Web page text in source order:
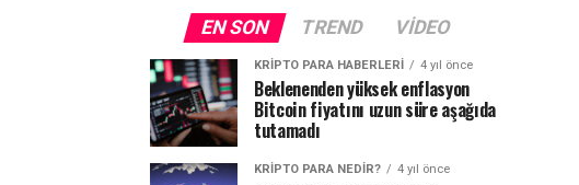
EN SON TREND VIDEO
KRIPTO PARA HABERLERI 4 yıl önce
Beklenenden yüksek enflasyon
Bitcoin fiyatını uzun süre aşağıda
tutamadı
KRIPTO PARA NEDIR? 4 yıl önce